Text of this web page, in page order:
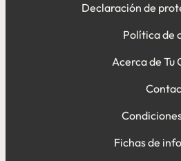
Declaración de
Política de
Acerca de Tu
Fichas de